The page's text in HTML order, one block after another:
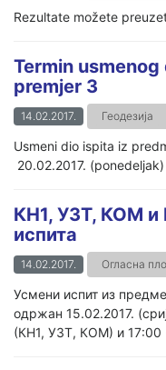
Rezultate možete
Termin
premjer 3
14.02.2017. Геодезија
Usmeni dio ispita iz
20.02.2017.
КН1, УЗТ, КОМ и
испита
14.02.2017. Огласна
Усмени испит из
одржан 15.02.2017.
(КН1, УЗТ, КОМ) и 17:00